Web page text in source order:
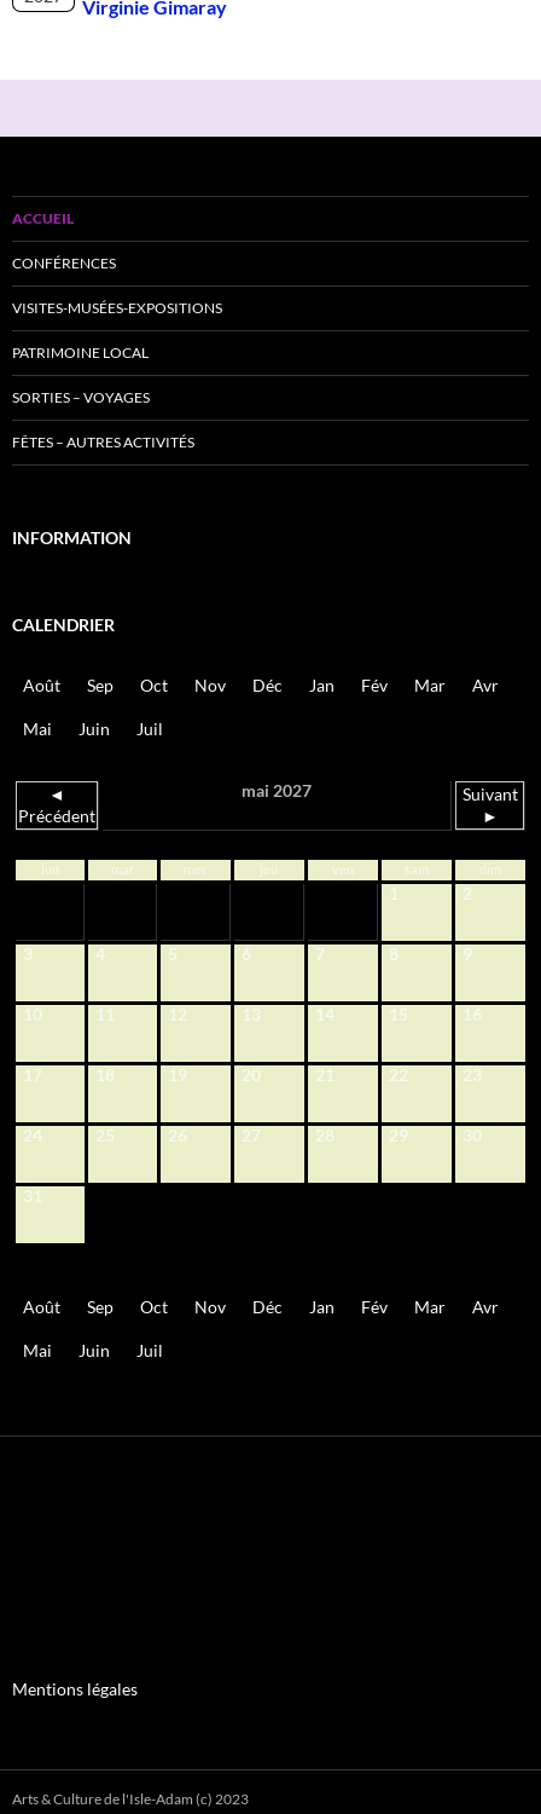
Virginie Gimaray
ACCUEIL
CONFÉRENCES
VISITES-MUSÉES-EXPOSITIONS
PATRIMOINE LOCAL
SORTIES – VOYAGES
FÊTES – AUTRES ACTIVITÉS
INFORMATION
CALENDRIER
Août Sep Oct Nov Déc Jan Fév Mar Avr
Mai Juin Juil
◄
Précédent
mai 2027
Suivant
►
lun mar mer jeu ven sam dim
1 2
3 4 5 6 7 8 9
10 11 12 13 14 15 16
17 18 19 20 21 22 23
24 25 26 27 28 29 30
31
Août Sep Oct Nov Déc Jan Fév Mar Avr
Mai Juin Juil
Mentions légales